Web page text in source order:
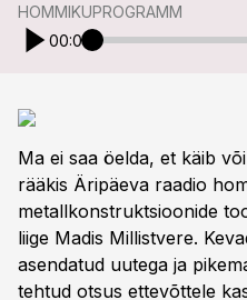
HOMMIKUPROGRAMM
00:00
Ma ei saa öelda, et käib
rääkis Äripäeva raadio
metallkonstruktsioonide
liige Madis Millistvere.
asendatud uutega ja
tehtud otsus ettevõttele